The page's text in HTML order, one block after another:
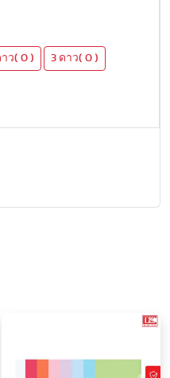
ว( 0 ) 3 ดาว( 0 )